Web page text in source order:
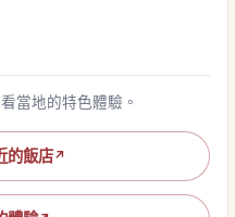
當地的特色體驗。
的飯店↗